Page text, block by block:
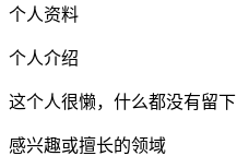
个人资料
个人介绍
这个人很懒，什么都没有留下
感兴趣或擅长的领域